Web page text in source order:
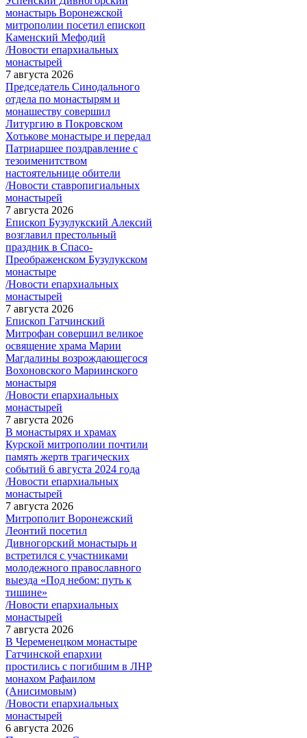
монастырь Воронежской
митрополии посетил епископ
Каменский Мефодий
/Новости епархиальных
монастырей
7 августа 2026
Председатель Синодального
отдела по монастырям и
монашеству совершил
Литургию в Покровском
Хотькове монастыре и передал
Патриаршее поздравление с
тезоименитством
настоятельнице обители
/Новости ставропигиальных
монастырей
7 августа 2026
Епископ Бузулукский Алексий
возглавил престольный
праздник в Спасо-
Преображенском Бузулукском
монастыре
/Новости епархиальных
монастырей
7 августа 2026
Епископ Гатчинский
Митрофан совершил великое
освящение храма Марии
Магдалины возрождающегося
Вохоновского Мариинского
монастыря
/Новости епархиальных
монастырей
7 августа 2026
В монастырях и храмах
Курской митрополии почтили
память жертв трагических
событий 6 августа 2024 года
/Новости епархиальных
монастырей
7 августа 2026
Митрополит Воронежский
Леонтий посетил
Дивногорский монастырь и
встретился с участниками
молодежного православного
выезда «Под небом: путь к
тишине»
/Новости епархиальных
монастырей
7 августа 2026
В Череменецком монастыре
Гатчинской епархии
простились с погибшим в ЛНР
монахом Рафаилом
(Анисимовым)
/Новости епархиальных
монастырей
6 августа 2026